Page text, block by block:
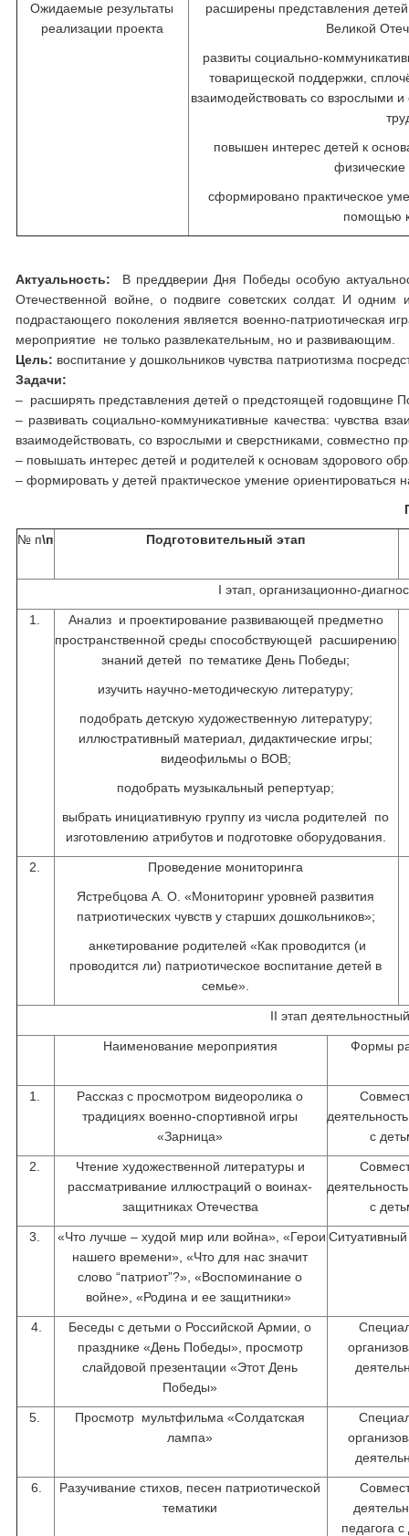
Ожидаемые результаты
реализации проекта
расширены представления
Великой
развиты социально-
товарищеской поддержки,
взаимодействовать со взрослыми
повышен интерес детей к
физические
сформировано практическое
помощью
Актуальность:
В преддверии Дня Победы особую
Отечественной войне, о подвиге советских солдат. И одним
подрастающего поколения является военно-патриотическая
мероприятие не только развлекательным, но и развивающим.
Цель: воспитание у дошкольников чувства патриотизма
Задачи:
– расширять представления детей о предстоящей годовщине
– развивать социально-коммуникативные качества: чувства
взаимодействовать, со взрослыми и сверстниками, совместно
– повышать интерес детей и родителей к основам здорового
– формировать у детей практическое умение
№ п\п Подготовительный этап
I этап, организационно-
1.
Анализ и проектирование развивающей предметно
пространственной среды способствующей расширению
знаний детей по тематике День Победы;
изучить научно-методическую литературу;
подобрать детскую художественную литературу;
иллюстративный материал, дидактические игры;
видеофильмы о ВОВ;
подобрать музыкальный репертуар;
выбрать инициативную группу из числа родителей по
изготовлению атрибутов и подготовке оборудования.
2.
Проведение мониторинга
Ястребцова А. О. «Мониторинг уровней развития
патриотических чувств у старших дошкольников»;
анкетирование родителей «Как проводится (и
проводится ли) патриотическое воспитание детей в
семье».
II этап деятельностный
Наименование мероприятия Формы
1.
Рассказ с просмотром видеоролика о
традициях военно-спортивной игры
«Зарница»
с
2.
Чтение художественной литературы и
рассматривание иллюстраций о воинах-
защитниках Отечества
с
3.
«Что лучше – худой мир или война», «Герои
нашего времени», «Что для нас значит
слово “патриот”?», «Воспоминание о
войне», «Родина и ее защитники»
Ситуативный
4.
Беседы с детьми о Российской Армии, о
празднике «День Победы», просмотр
слайдовой презентации «Этот День
Победы»
5.
Просмотр мультфильма «Солдатская
лампа»
6.
Разучивание стихов, песен патриотической
тематики
педагога